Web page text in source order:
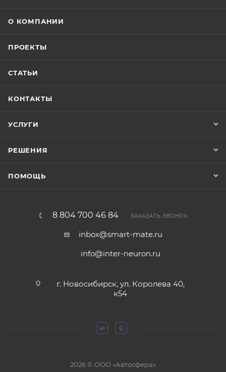
О КОМПАНИИ
ПРОЕКТЫ
СТАТЬИ
КОНТАКТЫ
УСЛУГИ
РЕШЕНИЯ
ПОМОЩЬ
8 804 700 46 84 ЗАКАЗАТЬ ЗВОНОК
inbox@smart-mate.ru
info@inter-neuron.ru
г. Новосибирск, ул. Королева 40,
к54
2026 © ООО «Автосфера»